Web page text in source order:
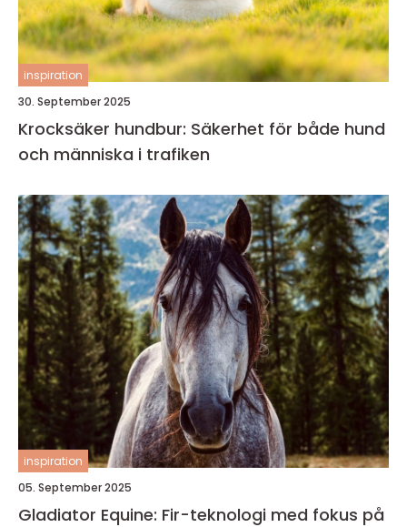
inspiration
30. September 2025
Krocksäker hundbur: Säkerhet för både hund
och människa i trafiken
inspiration
05. September 2025
Gladiator Equine: Fir-teknologi med fokus på